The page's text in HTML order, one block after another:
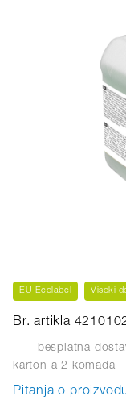
EU Ecolabel Visoki
Br. artikla
besplatna
karton à 2 komada
Pitanja o